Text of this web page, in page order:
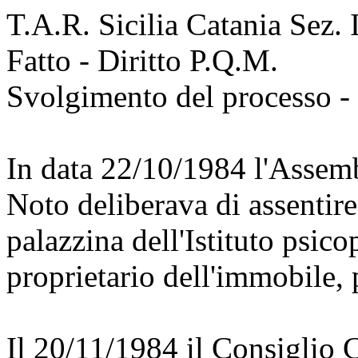
T.A.R. Sicilia Catania
Fatto - Diritto P.Q.M.
Svolgimento del processo
In data 22/10/1984
Noto deliberava di
palazzina dell'Istituto
proprietario dell'immobile,
Il 20/11/1984 il Consiglio